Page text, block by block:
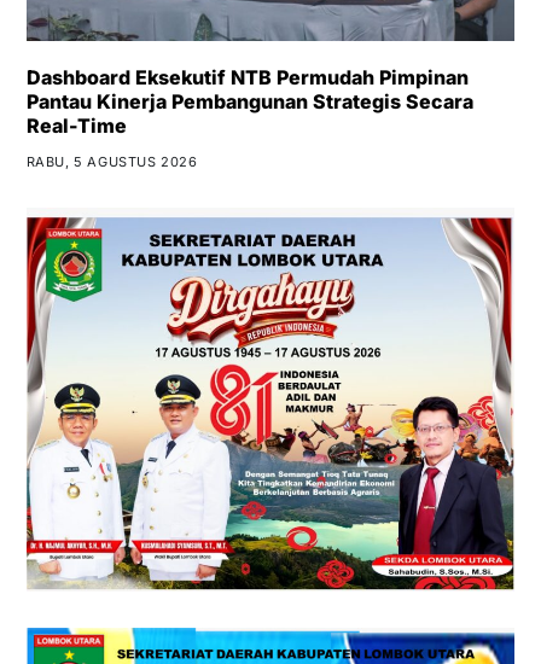
Dashboard Eksekutif NTB Permudah Pimpinan
Pantau Kinerja Pembangunan Strategis Secara
Real-Time
RABU, 5 AGUSTUS 2026